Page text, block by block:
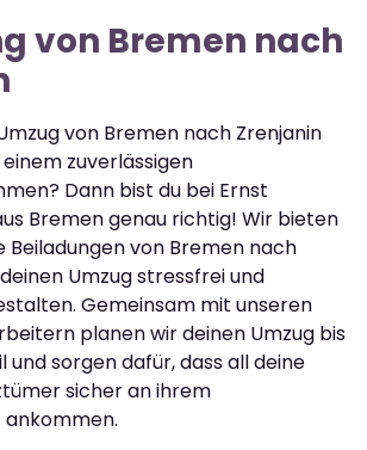
von Bremen nach
von Bremen nach Zrenjanin
zuverlässigen
Dann bist du bei Ernst
Bremen genau richtig! Wir bieten
Beiladungen von Bremen nach
Umzug stressfrei und
Gemeinsam mit unseren
planen wir deinen Umzug bis
und sorgen dafür, dass all deine
sicher an ihrem